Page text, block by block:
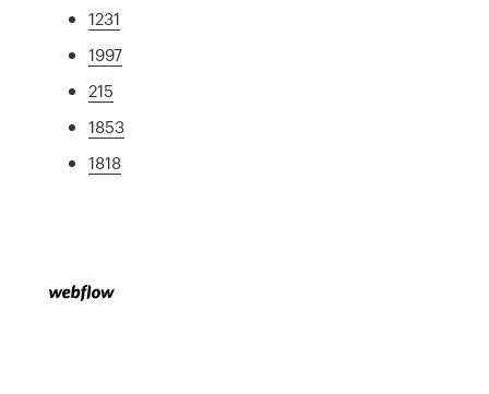
1231
1997
215
1853
1818